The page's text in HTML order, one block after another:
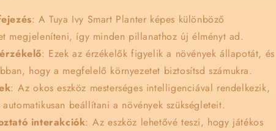
: A Tuya Ivy Smart Planter képes különböző
megjeleníteni, így minden pillanathoz új élményt ad.
: Ezek az érzékelők figyelik a növények állapotát, és
hogy a megfelelő környezetet biztosítsd számukra.
: Az okos eszköz mesterséges intelligenciával rendelkezik,
beállítani a növények szükségleteit.
interakciók: Az eszköz lehetővé teszi, hogy játékos